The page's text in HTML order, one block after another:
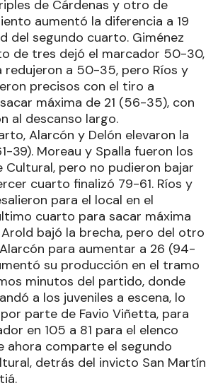
de Cárdenas y otro de
aumentó la diferencia a 19
del segundo cuarto. Giménez
de tres dejó el marcador 50-30,
redujeron a 50-35, pero Ríos y
precisos con el tiro a
máxima de 21 (56-35), con
al descanso largo.
Alarcón y Delón elevaron la
39). Moreau y Spalla fueron los
Cultural, pero no pudieron bajar
cuarto finalizó 79-61. Ríos y
para el local en el
cuarto para sacar máxima
bajó la brecha, pero del otro
para aumentar a 26 (94-
su producción en el tramo
minutos del partido, donde
a los juveniles a escena, lo
parte de Favio Viñetta, para
en 105 a 81 para el elenco
ahora comparte el segundo
detrás del invicto San Martín